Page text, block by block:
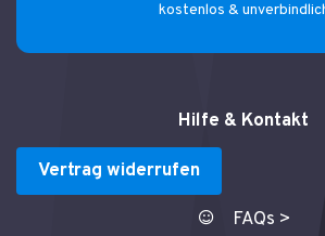
kostenlos &
Hilfe & Kontakt
Vertrag widerrufen
FAQs >